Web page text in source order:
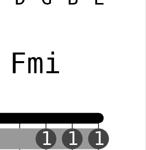
Fmi
1 1 1